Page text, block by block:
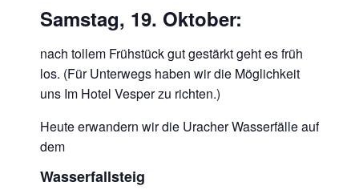
Samstag, 19. Oktober:
nach tollem Frühstück gut gestärkt geht es früh
los. (Für Unterwegs haben wir die Möglichkeit
uns Im Hotel Vesper zu richten.)
Heute erwandern wir die Uracher Wasserfälle auf
dem
Wasserfallsteig